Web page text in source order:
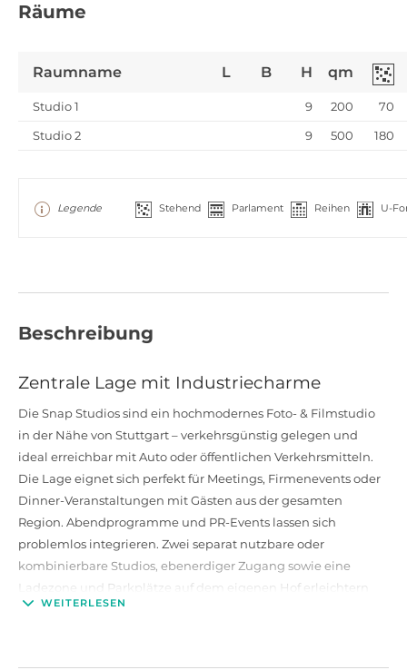
Räume
Raumname L B H qm
Studio 1 9 200
70
Studio 2
9 500 180
Legende Stehend Parlament Reihen U-
Beschreibung
Zentrale Lage mit Industriecharme
Die Snap Studios sind ein hochmodernes Foto- & Filmstudio
in der Nähe von Stuttgart – verkehrsgünstig gelegen und
ideal erreichbar mit Auto oder öffentlichen Verkehrsmitteln.
Die Lage eignet sich perfekt für Meetings, Firmenevents oder
Dinner-Veranstaltungen mit Gästen aus der gesamten
Region. Abendprogramme und PR-Events lassen sich
problemlos integrieren. Zwei separat nutzbare oder
kombinierbare Studios, ebenerdiger Zugang sowie eine
Ladezone und Parkplätze auf dem eigenen Hof erleichtern
die Organisation vor Ort.
WEITERLESEN